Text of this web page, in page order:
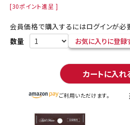
[30ポイント進呈 ]
会員価格で購入するにはログインが必
お気に入りに登録
カートに入れ
ご利用いただけます。